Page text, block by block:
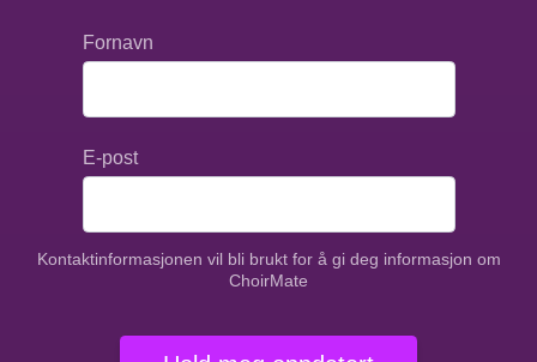
Fornavn
E-post
Kontaktinformasjonen vil bli brukt for å gi deg informasjon om
ChoirMate